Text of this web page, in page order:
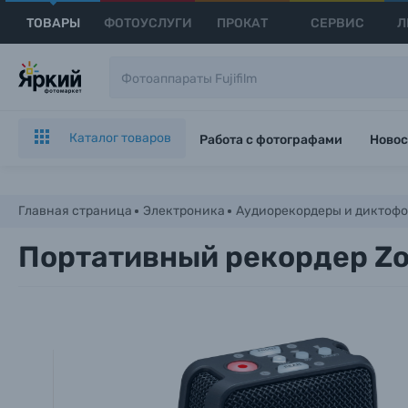
ТОВАРЫ ФОТОУСЛУГИ ПРОКАТ СЕРВИС
Каталог товаров Работа с фотографами
Главная страница Электроника Аудиорекордеры и
Портативный рекордер